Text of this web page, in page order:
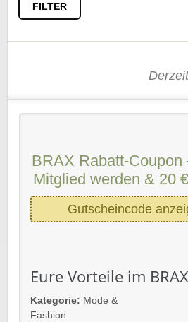
FILTER
BRAX Rabatt-
Mitglied werden & 20
Gutscheincode
Eure Vorteile im
3 % Treuebonus
– sammelt
Bonuspunkte und freut euch
Kategorie: Mode &
Fashion